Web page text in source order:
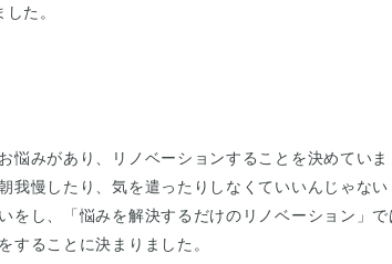
た。
みがあり、リノベーションすることを決めていま
我慢したり、気を遣ったりしなくていいんじゃな
し、「悩みを解決するだけのリノベーション」で
することに決まりました。